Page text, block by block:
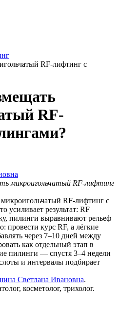
RF-лифтинг с
RF-
микроигольчатый RF-лифтинг
RF‑лифтинг с
усиливает результат: RF
пилинги выравнивают рельеф
провести курс RF, а лёгкие
через 7–10 дней между
как отдельный этап в
пилинги — спустя 3–4 недели
и интервалы подбирает
Светлана Ивановна.
косметолог, трихолог.